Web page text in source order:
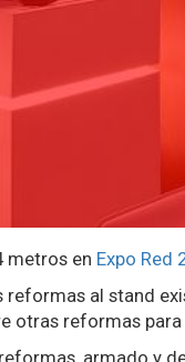
metros en Expo Red
reformas al stand
otras reformas
armado y